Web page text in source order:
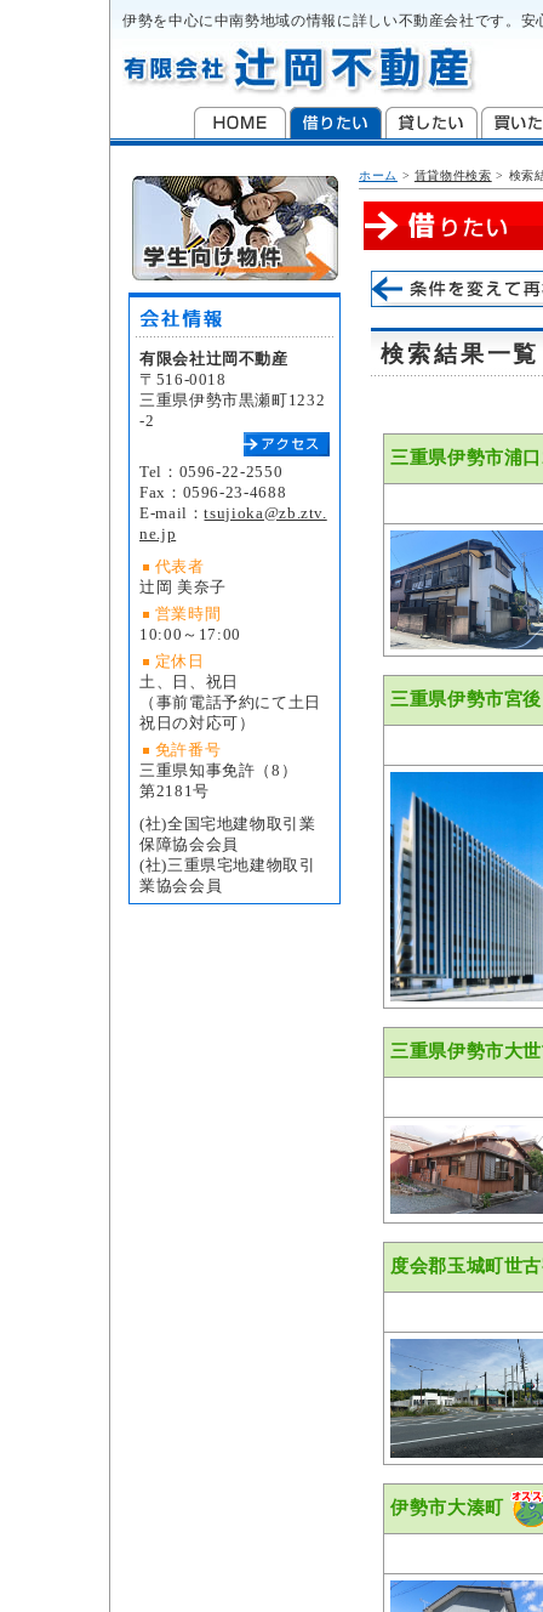
伊勢を中心に中南勢地域の情報に詳しい不動産会社です。安
有限会社辻岡不動産
〒516-0018
三重県伊勢市黒瀬町1232
-2
Tel：0596-22-2550
Fax：0596-23-4688
E-mail：tsujioka@zb.ztv.
ne.jp
代表者
辻岡 美奈子
営業時間
10:00～17:00
定休日
土、日、祝日
（事前電話予約にて土日
祝日の対応可）
免許番号
三重県知事免許（8）
第2181号
(社)全国宅地建物取引業
保障協会会員
(社)三重県宅地建物取引
業協会会員
ホーム > 賃貸物件検索 > 検索
検索結果一覧
三重県伊勢市浦
三重県伊勢市宮
三重県伊勢市大
度会郡玉城町世
伊勢市大湊町